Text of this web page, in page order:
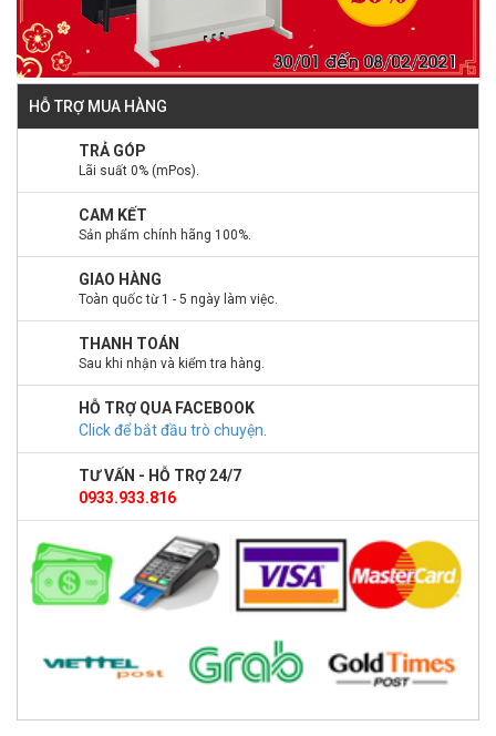
HỖ TRỢ MUA HÀNG
TRẢ GÓP
Lãi suất 0% (mPos).
CAM KẾT
Sản phẩm chính hãng 100%.
GIAO HÀNG
Toàn quốc từ 1 - 5 ngày làm việc.
THANH TOÁN
Sau khi nhận và kiểm tra hàng.
HỖ TRỢ QUA FACEBOOK
Click để bắt đầu trò chuyện.
TƯ VẤN - HỖ TRỢ 24/7
0933.933.816